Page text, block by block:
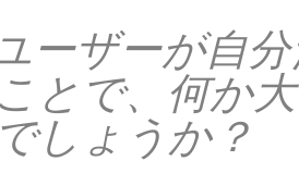
ーザーが自
とで、何か
しょうか？